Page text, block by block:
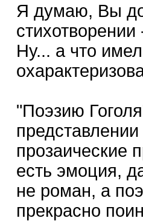
Я думаю, Вы
Ну... а что
"Поэзию
прозаические
есть эмоция,
не роман, а
прекрасно